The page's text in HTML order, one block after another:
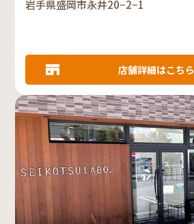
岩手県盛岡市永井20−2−1
店舗詳細はこちら